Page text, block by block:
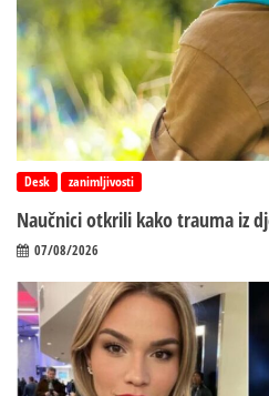
Desk zanimljivosti
Naučnici otkrili kako trauma iz
07/08/2026